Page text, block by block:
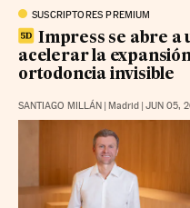
SUSCRIPTORES PREMIUM
Impress se abre a
acelerar la
ortodoncia invisible
SANTIAGO MILLÁN Madrid JUN 05,